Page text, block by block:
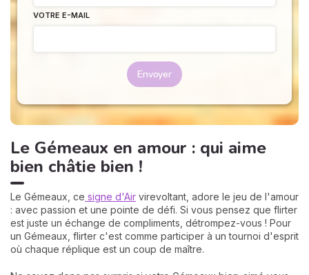
VOTRE E-MAIL
Envoyer
Le Gémeaux en amour : qui aime
bien châtie bien !
Le Gémeaux, ce signe d'Air virevoltant, adore le jeu de l'amour
: avec passion et une pointe de défi. Si vous pensez que flirter
est juste un échange de compliments, détrompez-vous ! Pour
un Gémeaux, flirter c'est comme participer à un tournoi d'esprit
où chaque réplique est un coup de maître.